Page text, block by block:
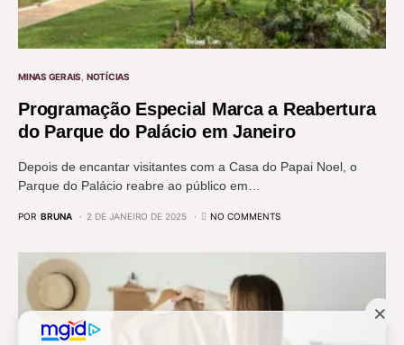
MINAS GERAIS NOTÍCIAS
Programação Especial Marca a Reabertura
do Parque do Palácio em Janeiro
Depois de encantar visitantes com a Casa do Papai Noel, o
Parque do Palácio reabre ao público em…
POR BRUNA 2 DE JANEIRO DE 2025 NO COMMENTS